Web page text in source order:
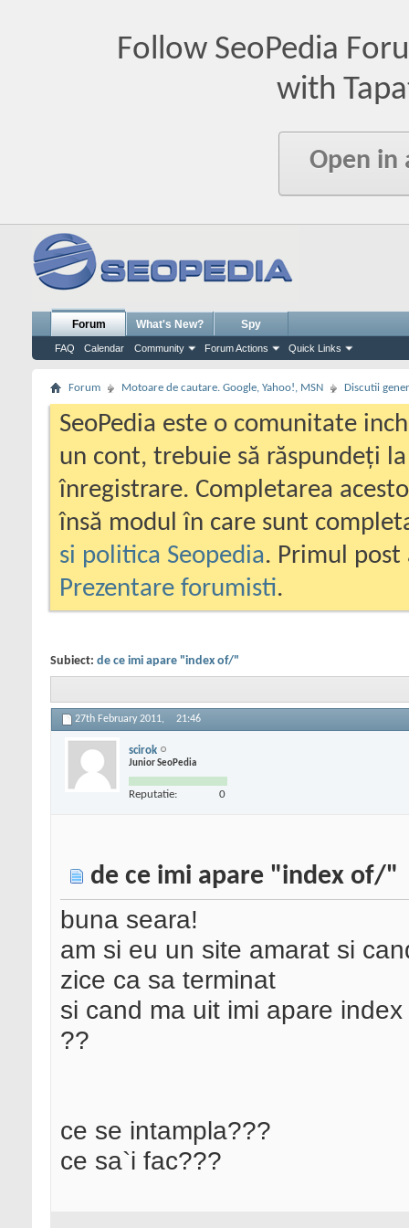
Follow SeoPedia
with
Open in
Forum
FAQ Calendar Community Forum Actions Quick Links
What's New? Spy
Forum Motoare de cautare. Google, Yahoo!, MSN Discutii
SeoPedia este o comunitate
un cont, trebuie să răspundeți
înregistrare. Completarea
însă modul în care sunt
si politica Seopedia. Primul
Prezentare forumisti.
Subiect: de ce imi apare "index of/"
27th February 2011, 21:46
scirok
Junior SeoPedia
Reputatie: 0
de ce imi apare "index of/"
buna seara!
am si eu un site amarat si
zice ca sa terminat
si cand ma uit imi apare
??
ce se intampla???
ce sa`i fac???